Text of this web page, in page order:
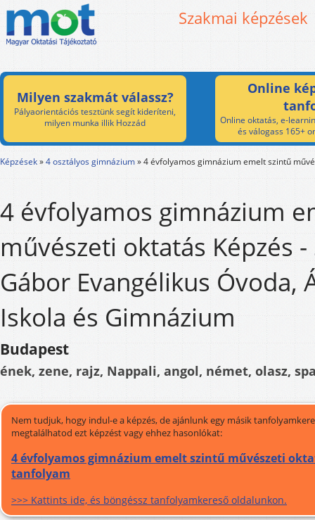
Szakmai képzések
Milyen szakmát válassz?
Pályaorientációs tesztünk segít kideríteni,
milyen munka illik Hozzád
Online
Online oktatás, e-
és válogass 165+
Képzések»4 osztályos gimnázium»4 évfolyamos gimnázium emelt szintű
4 évfolyamos gimnázium
művészeti oktatás Képzés -
Gábor Evangélikus Óvoda,
Iskola és Gimnázium
Budapest
ének, zene, rajz, Nappali, angol, német, olasz,
Nem tudjuk, hogy indul-e a képzés, de ajánlunk egy másik
megtalálhatod ezt képzést vagy ehhez hasonlókat:
4 évfolyamos gimnázium emelt szintű művészeti
tanfolyam
>>> Kattints ide, és böngéssz tanfolyamkereső oldalunkon.